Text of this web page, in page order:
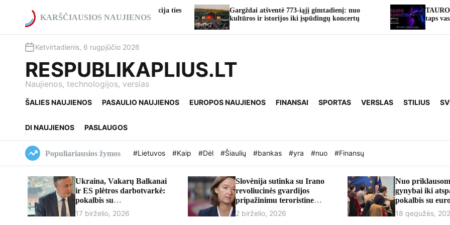
KARŠČIAUSIOS NAUJIENOS
A2 kelio viaduko rekonstrukcija ties
numatomi eismo pakeitimai
Gargždai atšventė 773-iąjį gimtadienį: nuo
kultūros ir istorijos iki įspūdingų koncertų
TAURO RAGAS’26:
taps vasaros švenčių sostine
Ketvirtadienis, 6 rugpjūčio 2026
RESPUBLIKAPLIUS.LT
Naujienos, technologijos, verslas
ŠALIES NAUJIENOS PASAULIO NAUJIENOS EUROPOS NAUJIENOS FINANSAI SPORTAS VERSLAS STILIUS
DI NAUJIENOS PASLAUGOS
Populiariausios žymos #Lietuvos #Kaip #Dėl #Šiaulių #bankas #yra #nuo #Finansų
Ukraina, Vakarų Balkanai
ir ES plėtros darbotvarkė:
pokalbis su
europarlamentaru Davidu
McAllisteriu
17 birželio, 2026
Slovėnija sutinka su Irano
revoliucinės gvardijos
pripažinimu teroristine
organizacija
2 birželio, 2026
Nuo
gynybai iki
pokalbis su
Andriumi
18 gegužės,